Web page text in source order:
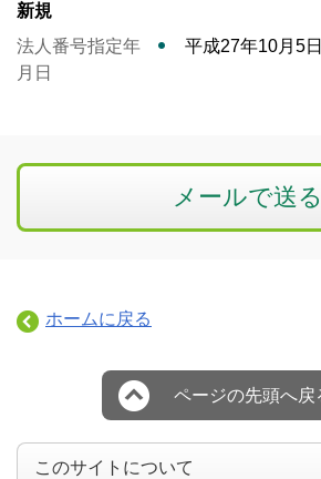
新規
法人番号指定年
月日
平成27年10月5日
メールで送る
ホームに戻る
ページの先頭へ戻
このサイトについて